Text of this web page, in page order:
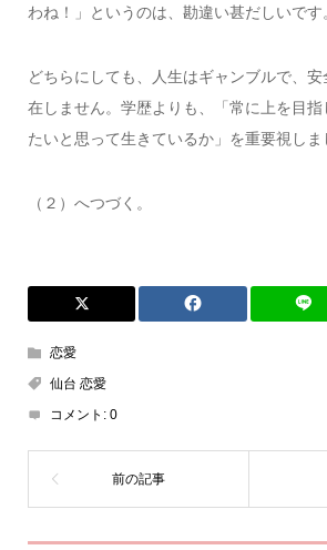
わね！」というのは、勘違い甚だしいです
どちらにしても、人生はギャンブルで、
在しません。学歴よりも、「常に上を目指
たいと思って生きているか」を重要視しま
（２）へつづく。
恋愛
仙台 恋愛
コメント: 0